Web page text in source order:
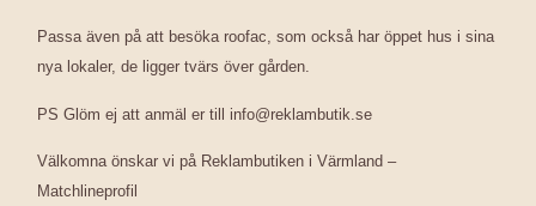
Passa även på att besöka roofac, som också har öppet hus i sina
nya lokaler, de ligger tvärs över gården.
PS Glöm ej att anmäl er till info@reklambutik.se
Välkomna önskar vi på Reklambutiken i Värmland –
Matchlineprofil